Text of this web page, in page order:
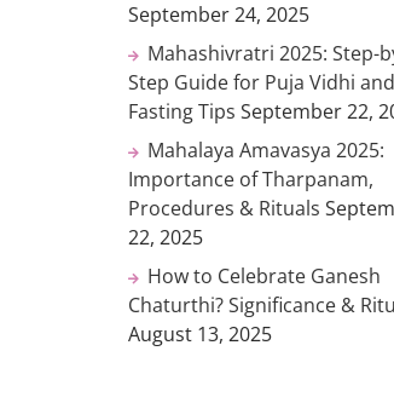
September 24, 2025
Mahashivratri 2025: Step-
Step Guide for Puja Vidhi and
Fasting Tips September 22,
Mahalaya Amavasya 2025:
Importance of Tharpanam,
Procedures & Rituals
22, 2025
How to Celebrate Ganesh
Chaturthi? Significance &
August 13, 2025